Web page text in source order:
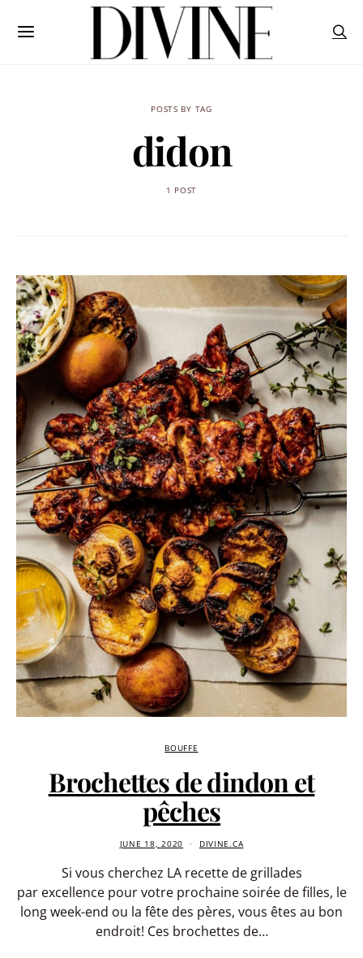
POSTS BY TAG
didon
1 POST
BOUFFE
Brochettes de dindon et
pêches
JUNE 18, 2020 DIVINE.CA
Si vous cherchez LA recette de grillades
par excellence pour votre prochaine soirée de filles, le
long week-end ou la fête des pères, vous êtes au bon
endroit! Ces brochettes de…